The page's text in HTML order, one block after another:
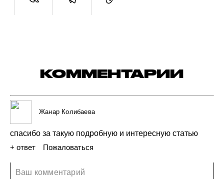
КОММЕНТАРИИ
Жанар Колибаева
спасибо за такую подробную и интересную статью
+ ответ
Пожаловаться